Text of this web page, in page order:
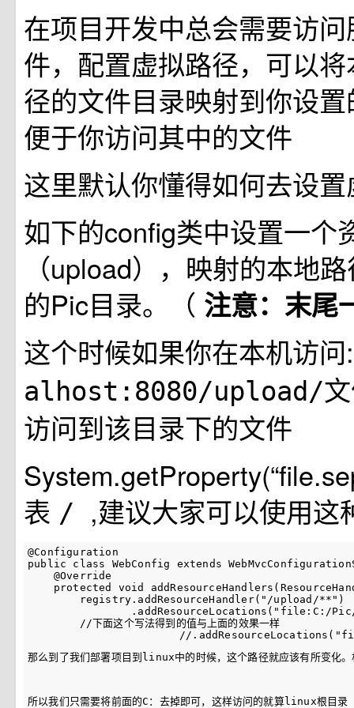
在项目开发中总会需要访
件，配置虚拟路径，可以
径的文件目录映射到你设
便于你访问其中的文件
这里默认你懂得如何去设
如下的config类中设置一个
（upload），映射的本地
的Pic目录。（ 注意：末尾
这个时候如果你在本机访
alhost:8080/upload/
访问到该目录下的文件
表 / ,建议大家可以使用这
@Configuration
public
class WebConfig extends
@Override
protected
void addResourceHandlers (
        registry
. addResourceHandler( "/upload/**" )
. addResourceLocations ( "file:C:/
//下面这个写法得到的值与上面的效果一样
//
那么到了我们部署项目到linux中的时候，这个路径就应该有所变化
所以我们只需要将前面的C： 去掉即可，这样访问的就算linux根目录